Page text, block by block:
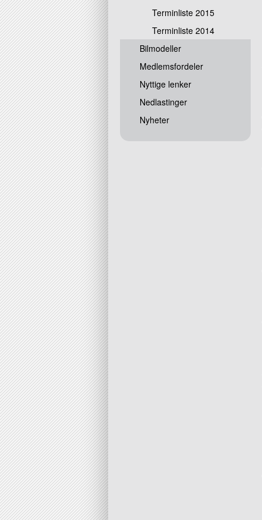
Terminliste 2015
Terminliste 2014
Bilmodeller
Medlemsfordeler
Nyttige lenker
Nedlastinger
Nyheter